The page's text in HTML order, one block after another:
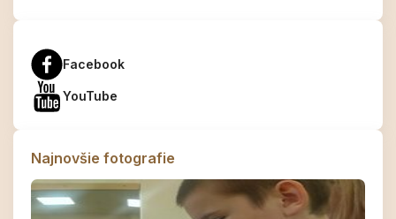
Facebook
YouTube
Najnovšie fotografie